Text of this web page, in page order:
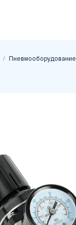
Пневмооборудование